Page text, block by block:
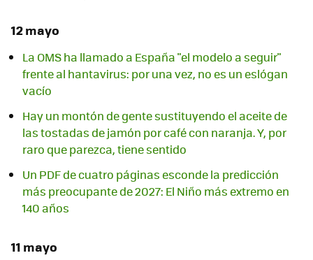
12 mayo
La OMS ha llamado a España "el modelo a seguir"
frente al hantavirus: por una vez, no es un eslógan
vacío
Hay un montón de gente sustituyendo el aceite de
las tostadas de jamón por café con naranja. Y, por
raro que parezca, tiene sentido
Un PDF de cuatro páginas esconde la predicción
más preocupante de 2027: El Niño más extremo en
140 años
11 mayo